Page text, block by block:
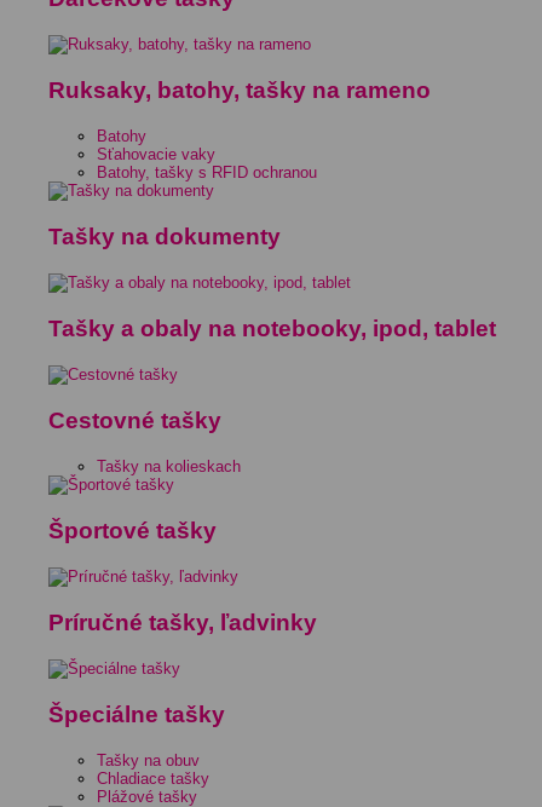
Ruksaky, batohy, tašky na rameno
Batohy
Sťahovacie vaky
Batohy, tašky s RFID ochranou
Tašky na dokumenty
Tašky a obaly na notebooky, ipod, tablet
Cestovné tašky
Tašky na kolieskach
Športové tašky
Príručné tašky, ľadvinky
Špeciálne tašky
Tašky na obuv
Chladiace tašky
Plážové tašky